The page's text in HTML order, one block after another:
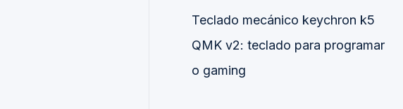
Teclado mecánico keychron k5
QMK v2: teclado para programar
o gaming